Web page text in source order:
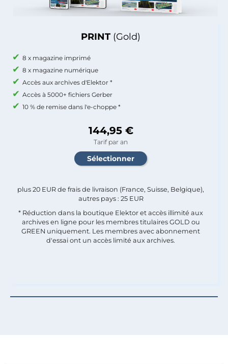
PRINT (Gold)
8 x magazine imprimé
8 x magazine numérique
Accès aux archives d'Elektor *
Accès à 5000+ fichiers Gerber
10 % de remise dans l'e-choppe *
144,95 €
Tarif par an
plus 20 EUR de frais de livraison (France, Suisse, Belgique),
autres pays : 25 EUR
* Réduction dans la boutique Elektor et accès illimité aux
archives en ligne pour les membres titulaires GOLD ou
GREEN uniquement. Les membres avec abonnement
d'essai ont un accès limité aux archives.